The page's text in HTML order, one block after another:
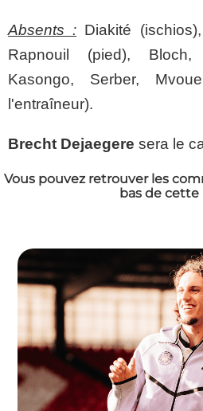
Absents : Diakité
Rapnouil (pied), Bloch,
Kasongo, Serber,
l'entraîneur).
Brecht Dejaegere sera le
Vous pouvez retrouver les
bas de cette